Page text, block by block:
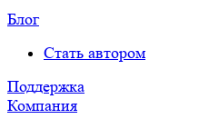
Блог
Стать автором
Поддержка
Компания